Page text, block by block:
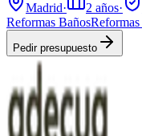
Madrid· 2 años·
Reformas Baños
Pedir presupuesto